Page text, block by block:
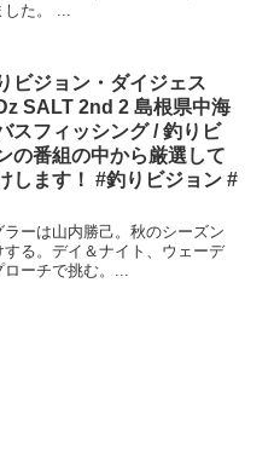
した。 ...
ビジョン・ダイジェス
SALT 2nd 2 島根県中海
スフィッシング / 釣りビ
の番組の中から厳選して
します！ #釣りビジョン #
ーは山内勝己。秋のシーズン
る。デイ＆ナイト、ウェーデ
ーチで挑む。...